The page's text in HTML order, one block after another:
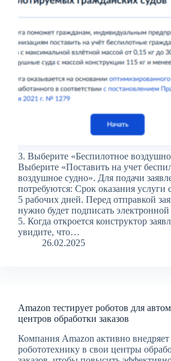
3. Выберите «Беспилотное
Выберите «Поставить на учет
воздушное судно». Для подачи
потребуются: Срок оказания услуги
5 рабочих дней. Перед отправкой
нужно будет подписать
5. Когда откроется конструктор
увидите, что…
26.02.2025
Amazon тестирует роботов для
центров обработки заказов
Компания Amazon активно внедряет
робототехнику в свои центры